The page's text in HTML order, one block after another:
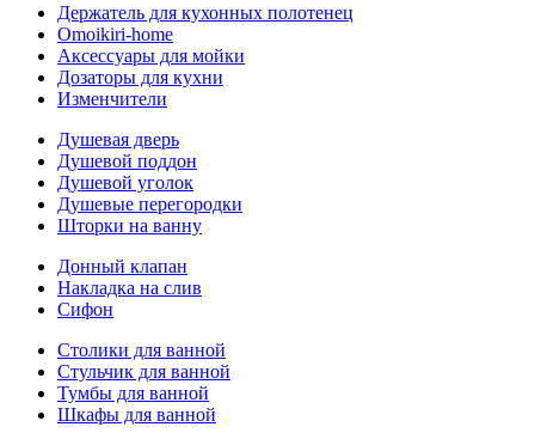
Держатель для кухонных полотенец
Omoikiri-home
Аксессуары для мойки
Дозаторы для кухни
Изменчители
Душевая дверь
Душевой поддон
Душевой уголок
Душевые перегородки
Шторки на ванну
Донный клапан
Накладка на слив
Сифон
Столики для ванной
Стульчик для ванной
Тумбы для ванной
Шкафы для ванной